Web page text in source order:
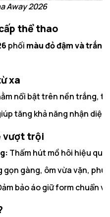
Away 2026
thể thao
phối màu đỏ đậm và trắng
xa
nổi bật trên nền trắng,
tăng khả năng nhận
vượt trội
Thấm hút mồ hôi hiệu
gọn gàng, ôm vừa vặn,
bảo áo giữ form chuẩn